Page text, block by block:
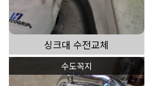
싱크대 수전교체
수도꼭지